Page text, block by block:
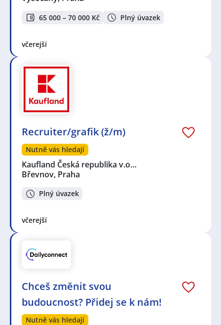
65 000 – 70 000 Kč Plný úvazek
včerejší
Recruiter/grafik (ž/m)
Nutně vás hledají
Kaufland Česká republika v.o…
Břevnov, Praha
Plný úvazek
včerejší
Chceš změnit svou
budoucnost? Přidej se k nám!
Nutně vás hledají